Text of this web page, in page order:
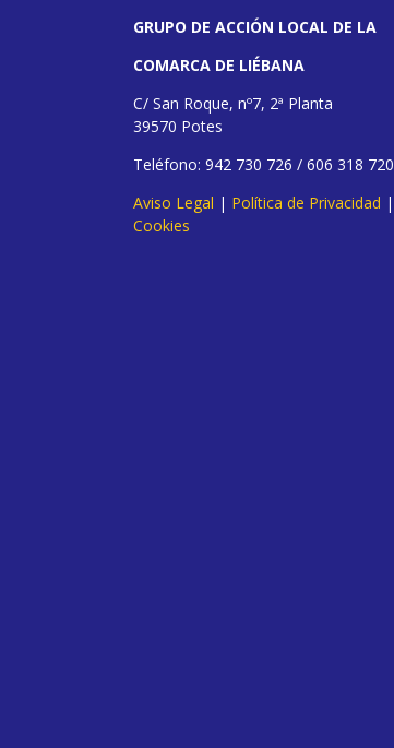
GRUPO DE ACCIÓN LOCAL DE LA
COMARCA DE LIÉBANA
C/ San Roque, nº7, 2ª Planta
39570 Potes
Teléfono: 942 730 726 / 606 318 720
Aviso Legal | Política de Privacidad |
Cookies